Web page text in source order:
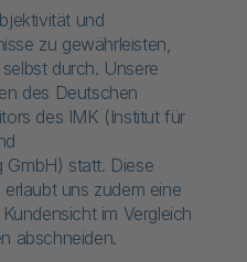
und
zu gewährleisten,
durch. Unsere
des Deutschen
des IMK (Institut für
GmbH) statt. Diese
uns zudem eine
im Vergleich
abschneiden.